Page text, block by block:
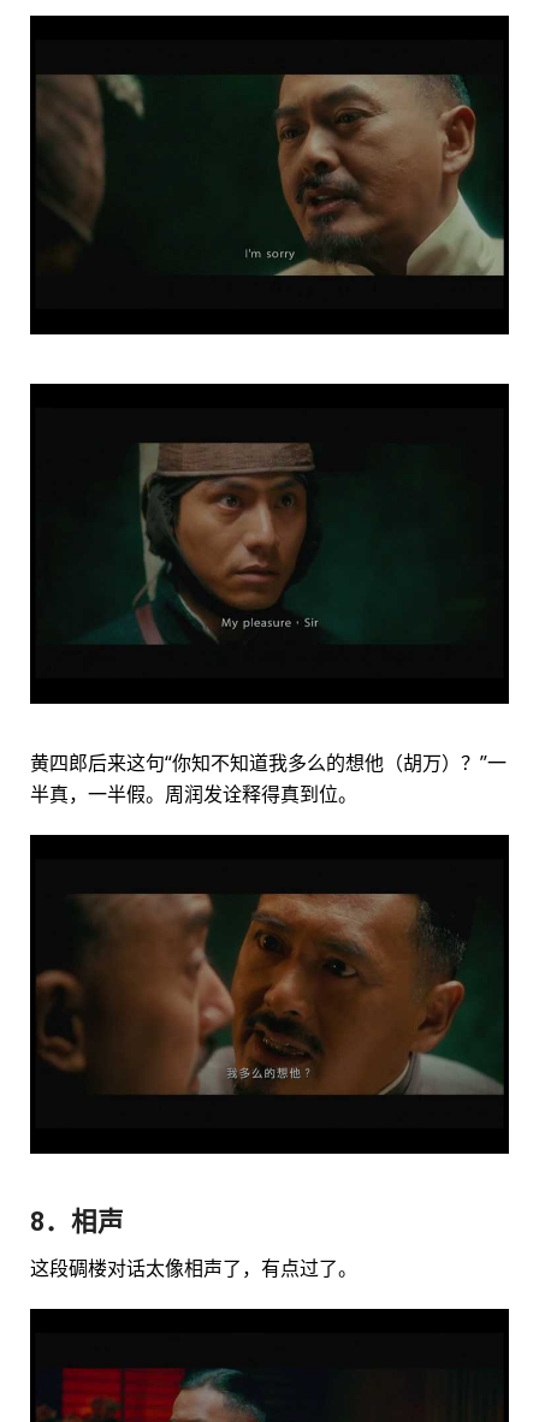
黄四郎后来这句“你知不知道我多么的想他（胡万）？”一
半真，一半假。周润发诠释得真到位。
8．相声
这段碉楼对话太像相声了，有点过了。